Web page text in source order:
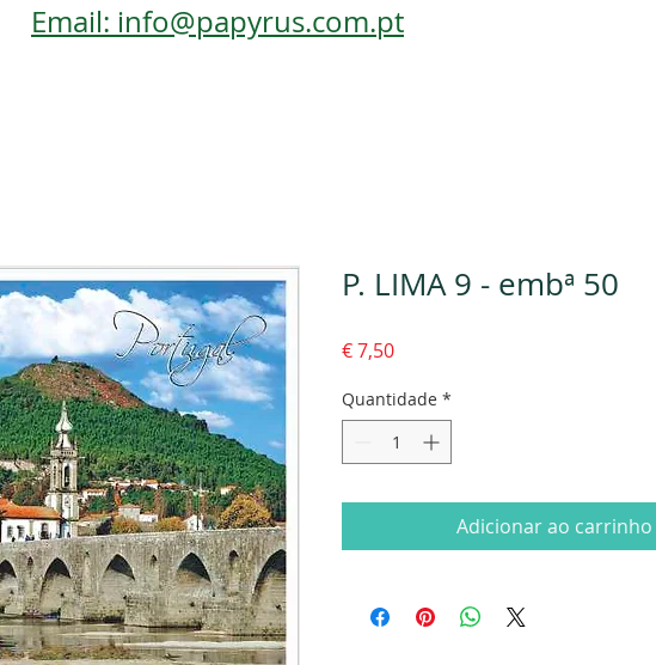
Email: info@papyrus.com.pt
P. LIMA 9 - embª 50
€ 7,50Preço
Quantidade *
Adicionar ao carrinho